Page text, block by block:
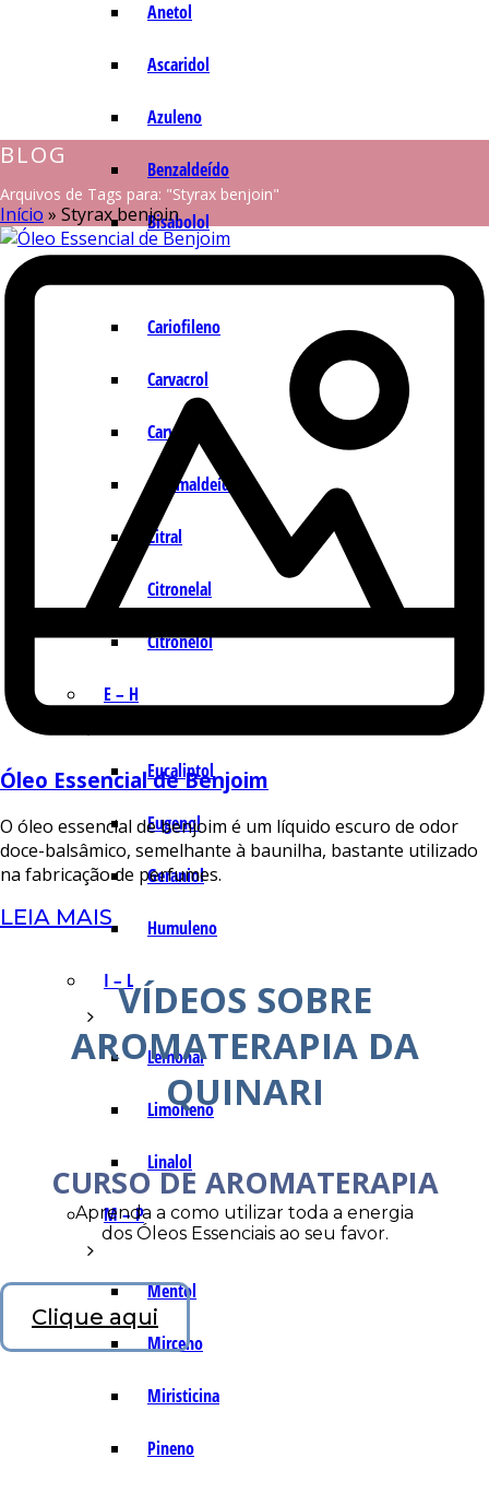
Anetol
Ascaridol
Azuleno
Benzaldeído
Bisabolol
Cariofileno
Carvacrol
Carvona
Cinamaldeído
Citral
Citronelal
Citronelol
E – H
Eucaliptol
Eugenol
Geraniol
Humuleno
I – L
Lemonal
Limoneno
Linalol
M – P
Mentol
Mirceno
Miristicina
Pineno
BLOG
Arquivos de Tags para: "Styrax benjoin"
Início » Styrax benjoin
Óleo Essencial de Benjoim
O óleo essencial de benjoim é um líquido escuro de odor
doce-balsâmico, semelhante à baunilha, bastante utilizado
na fabricação de perfumes.
LEIA MAIS
VÍDEOS SOBRE
AROMATERAPIA DA
QUINARI
CURSO DE AROMATERAPIA
Aprenda a como utilizar toda a energia
dos Óleos Essenciais ao seu favor.
Clique aqui